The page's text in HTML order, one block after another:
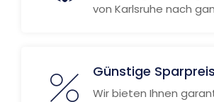
von Karlsruhe nach
Günstige
Wir bieten Ihnen